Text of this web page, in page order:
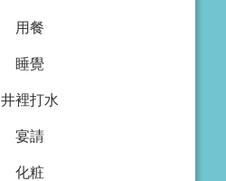
用餐
睡覺
井裡打水
宴請
化粧